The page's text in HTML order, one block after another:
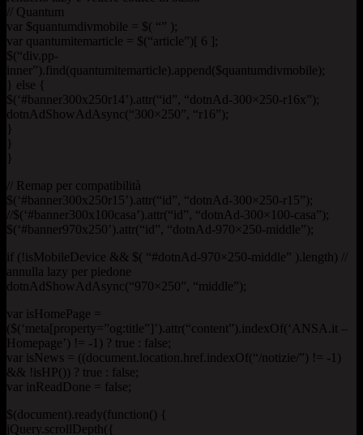
// Quantum
var $quantumdivmobile = $( “” );
var quantumitemarticle = $(“article”)[ 6 ];
$(“div.pp-
inner”).find(quantumitemarticle).append($quantumdivmobile);
} else {
$(‘#banner300x250r14’).attr(“id”, “dotnAd-300×250-r16x”);
dotnAdShowAdAsync(“300×250”, “r16”);
}
}
}
// Remap per compatibilità
$(‘#banner300x250r15’).attr(“id”, “dotnAd-300×250-r15”);
//$(‘#banner300x100casa’).attr(“id”, “dotnAd-300×100-casa”);
$(‘#banner970x250’).attr(“id”, “dotnAd-970×250-middle”);
if (!isMobileDevice && $( “#dotnAd-970×250-middle” ).length) //
annulla lazy per piedone
dotnAdShowAdAsync(“970×250”, “middle”);
var isHomePage =
($(‘meta[property=”og:title”]’).attr(“content”).indexOf(‘ANSA.it –
Homepage’) != -1) ? true : false;
var isNews = ((document.location.href.indexOf(“/notizie/”) != -1)
&& !isHP()) ? true : false;
var inReadDone = false;
$(document).ready(function() {
jQuery.scrollDepth({